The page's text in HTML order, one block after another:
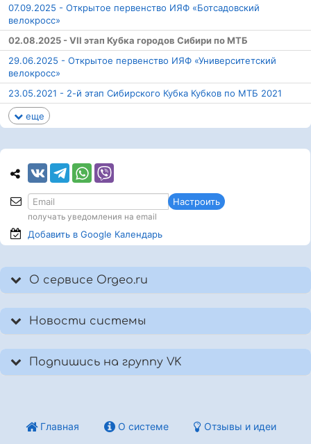
07.09.2025 - Открытое первенство ИЯФ «Ботсадовский
велокросс»
02.08.2025 - VII этап Кубка городов Сибири по МТБ
29.06.2025 - Открытое первенство ИЯФ «Университетский
велокросс»
23.05.2021 - 2-й этап Сибирского Кубка Кубков по МТБ 2021
еще
Настроить
получать уведомления на email
Добавить в Google Календарь
О сервисе Orgeo.ru
Новости системы
Подпишись на группу VK
Главная О системе Отзывы и идеи